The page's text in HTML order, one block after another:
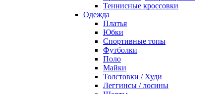
Теннисные кроссовки
Одежда
Платья
Юбки
Спортивные топы
Футболки
Поло
Майки
Толстовки / Худи
Леггинсы / лосины